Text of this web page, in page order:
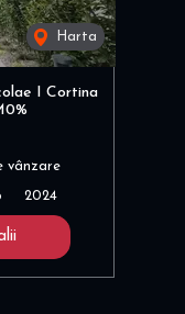
Harta
I Cortina
vânzare
2024